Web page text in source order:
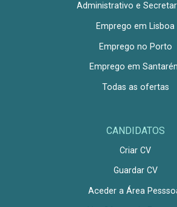
Administrativo e
Emprego em Lisboa
Emprego no Porto
Emprego em
Todas as ofertas
CANDIDATOS
Criar CV
Guardar CV
Aceder a Área